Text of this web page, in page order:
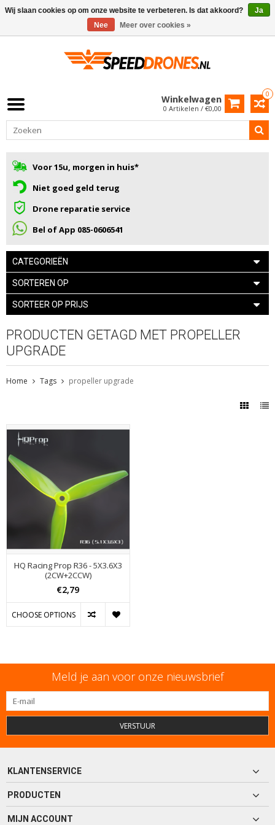
0
Winkelwagen
0 Artikelen / €0,00
Voor 15u, morgen in huis*
Niet goed geld terug
Drone reparatie service
Bel of App 085-0606541
CATEGORIEËN
SORTEREN OP
SORTEER OP PRIJS
PRODUCTEN GETAGD MET PROPELLER
UPGRADE
Home Tags propeller upgrade
HQ Racing Prop R36 - 5X3.6X3
(2CW+2CCW)
€2,79
CHOOSE OPTIONS
Meld je aan voor onze nieuwsbrief
VERSTUUR
KLANTENSERVICE
PRODUCTEN
MIJN ACCOUNT
Wij slaan cookies op om onze website te verbeteren. Is dat akkoord?
Ja
Nee
Meer over cookies »